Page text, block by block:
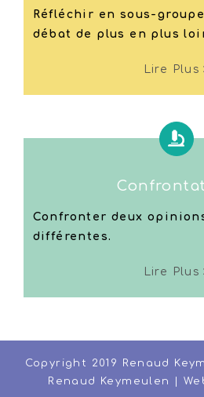
Réfléchir en sous-
débat de plus en plus
Lire Plus
Confronter deux
différentes.
Lire Plus
Copyright 2019 Renaud
Renaud Keymeulen |